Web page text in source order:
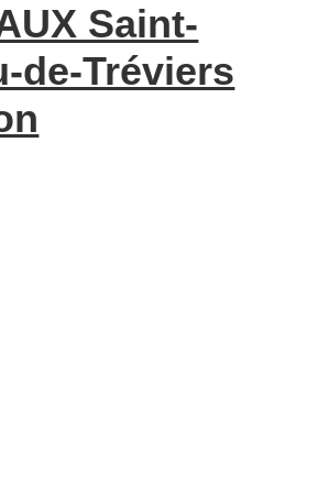
Saint-
de-Tréviers